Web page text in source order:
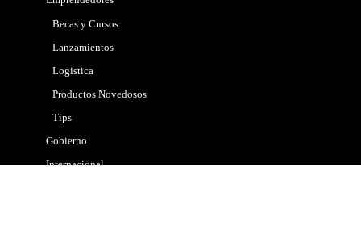
Becas y Cursos
Lanzamientos
Logistica
Productos Novedosos
Tips
Gobierno
Internacional